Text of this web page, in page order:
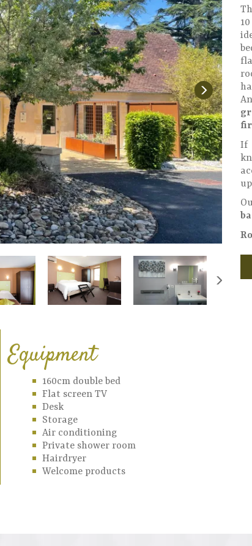
Equipment
160cm double bed
Flat screen TV
Desk
Storage
Air conditioning
Private shower room
Hairdryer
Welcome products
If